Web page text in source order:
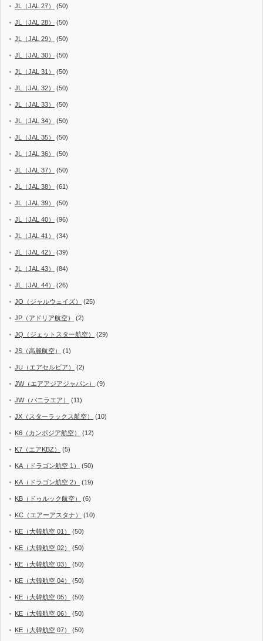
JL（JAL 27） (50)
JL（JAL 28） (50)
JL（JAL 29） (50)
JL（JAL 30） (50)
JL（JAL 31） (50)
JL（JAL 32） (50)
JL（JAL 33） (50)
JL（JAL 34） (50)
JL（JAL 35） (50)
JL（JAL 36） (50)
JL（JAL 37） (50)
JL（JAL 38） (61)
JL（JAL 39） (50)
JL（JAL 40） (96)
JL（JAL 41） (34)
JL（JAL 42） (39)
JL（JAL 43） (84)
JL（JAL 44） (26)
JO（ジャルウェイズ） (25)
JP（アドリア航空） (2)
JQ（ジェットスター航空） (29)
JS（高麗航空） (1)
JU（エアセルビア） (2)
JW（エアアジアジャパン） (9)
JW（バニラエア） (11)
JX（スターラックス航空） (10)
K6（カンボジア航空） (12)
K7（エアKBZ） (5)
KA（ドラゴン航空 1） (50)
KA（ドラゴン航空 2） (19)
KB（ドゥルック航空） (6)
KC（エアーアスタナ） (10)
KE（大韓航空 01） (50)
KE（大韓航空 02） (50)
KE（大韓航空 03） (50)
KE（大韓航空 04） (50)
KE（大韓航空 05） (50)
KE（大韓航空 06） (50)
KE（大韓航空 07） (50)